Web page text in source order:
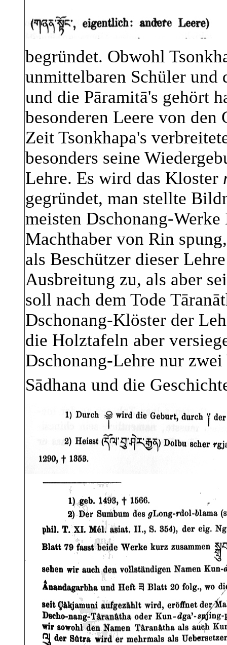
begründet. Obwohl
unmittelbaren Schüler und
und die Pāramitā's gehört
besonderen Leere von
Zeit Tsonkhapa's
besonders seine
Lehre. Es wird das Kloster
gegründet, man stellte
meisten Dschonang-
Machthaber von Rin
als Beschützer dieser
Ausbreitung zu, als aber
soll nach dem Tode
Dschonang-Klöster der
die Holztafeln aber
Dschonang-Lehre nur
Sādhana und die